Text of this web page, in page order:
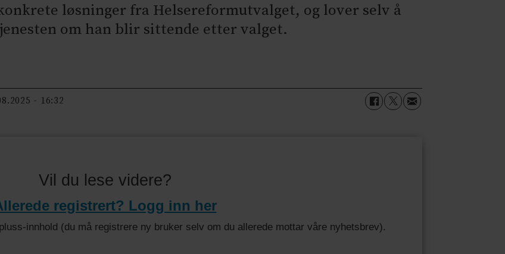
løsninger fra Helsereformutvalget, og lover selv å
om han blir sittende etter valget.
- 16:32
Vil du lese videre?
registrert? Logg inn her
innhold (du må registrere ny bruker selv om du allerede mottar våre nyhetsbrev).